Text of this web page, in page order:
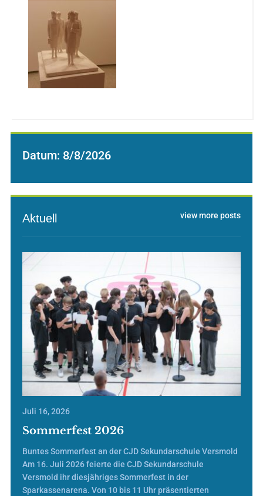
Datum: 8/8/2026
view more posts
Aktuell
Juli 16, 2026
Sommerfest 2026
Buntes Sommerfest an der CJD Sekundarschule Versmold
Am 16. Juli 2026 feierte die CJD Sekundarschule
Versmold ihr diesjähriges Sommerfest in der
Sparkassenarena. Von 10 bis 11 Uhr präsentierten